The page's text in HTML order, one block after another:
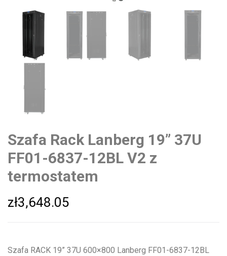
Szafa Rack Lanberg 19” 37U
FF01-6837-12BL V2 z
termostatem
zł3,648.05
Szafa RACK 19” 37U 600×800 Lanberg FF01-6837-12BL